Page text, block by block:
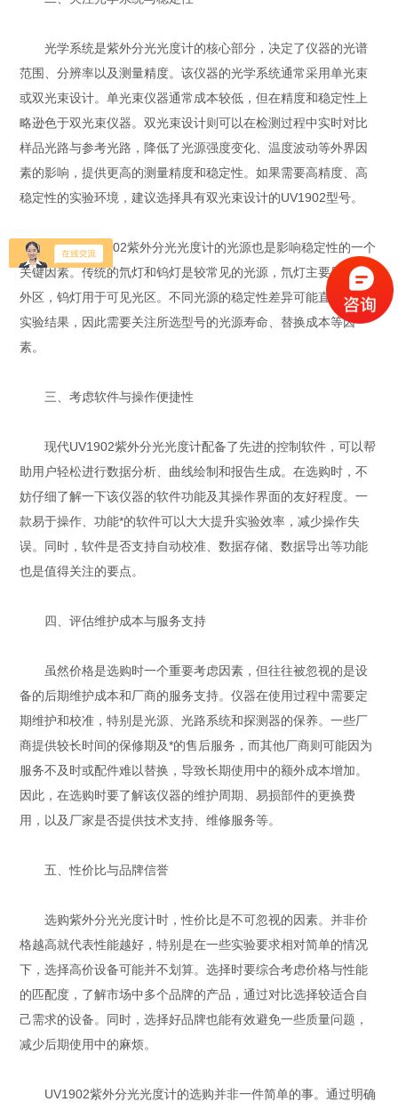
光学系统是紫外分光光度计的核心部分，决定了仪器的光谱
范围、分辨率以及测量精度。该仪器的光学系统通常采用单光束
或双光束设计。单光束仪器通常成本较低，但在精度和稳定性上
略逊色于双光束仪器。双光束设计则可以在检测过程中实时对比
样品光路与参考光路，降低了光源强度变化、温度波动等外界因
素的影响，提供更高的测量精度和稳定性。如果需要高精度、高
稳定性的实验环境，建议选择具有双光束设计的UV1902型号。
此外，UV1902紫外分光光度计的光源也是影响稳定性的一个
关键因素。传统的氘灯和钨灯是较常见的光源，氘灯主要用于紫
外区，钨灯用于可见光区。不同光源的稳定性差异可能直接影响
实验结果，因此需要关注所选型号的光源寿命、替换成本等因
素。
三、考虑软件与操作便捷性
现代UV1902紫外分光光度计配备了先进的控制软件，可以帮
助用户轻松进行数据分析、曲线绘制和报告生成。在选购时，不
妨仔细了解一下该仪器的软件功能及其操作界面的友好程度。一
款易于操作、功能*的软件可以大大提升实验效率，减少操作失
误。同时，软件是否支持自动校准、数据存储、数据导出等功能
也是值得关注的要点。
四、评估维护成本与服务支持
虽然价格是选购时一个重要考虑因素，但往往被忽视的是设
备的后期维护成本和厂商的服务支持。仪器在使用过程中需要定
期维护和校准，特别是光源、光路系统和探测器的保养。一些厂
商提供较长时间的保修期及*的售后服务，而其他厂商则可能因为
服务不及时或配件难以替换，导致长期使用中的额外成本增加。
因此，在选购时要了解该仪器的维护周期、易损部件的更换费
用，以及厂家是否提供技术支持、维修服务等。
五、性价比与品牌信誉
选购紫外分光光度计时，性价比是不可忽视的因素。并非价
格越高就代表性能越好，特别是在一些实验要求相对简单的情况
下，选择高价设备可能并不划算。选择时要综合考虑价格与性能
的匹配度，了解市场中多个品牌的产品，通过对比选择较适合自
己需求的设备。同时，选择好品牌也能有效避免一些质量问题，
减少后期使用中的麻烦。
UV1902紫外分光光度计的选购并非一件简单的事。通过明确